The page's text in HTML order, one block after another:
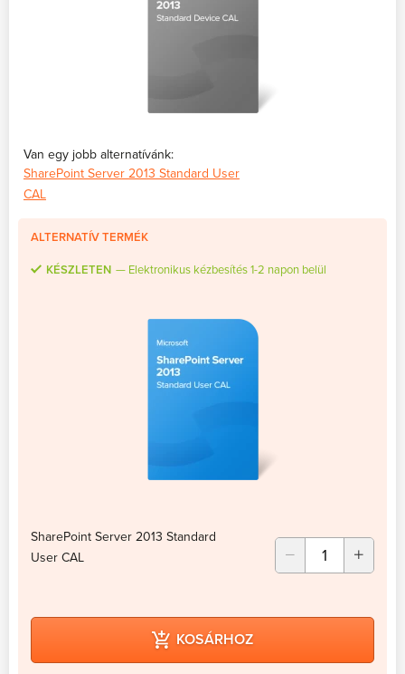
Van egy jobb alternatívánk:
SharePoint Server 2013 Standard User
CAL
ALTERNATÍV TERMÉK
KÉSZLETEN Elektronikus kézbesítés 1-2 napon belül
SharePoint Server 2013 Standard
User CAL
KOSÁRHOZ